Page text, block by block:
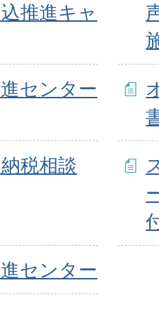
推進キャ
センター
税相談
センター